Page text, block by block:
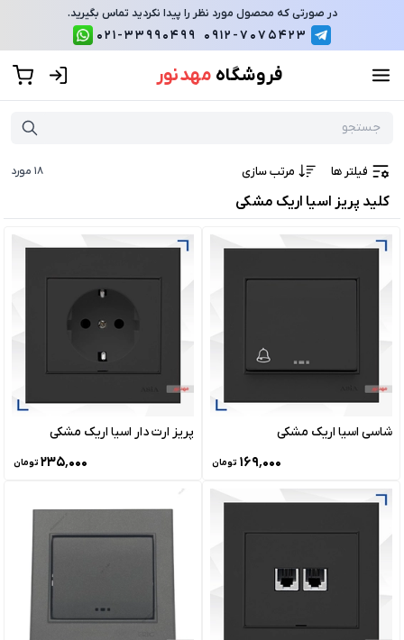
در صورتی که محصول مورد نظر را پیدا نکردید تماس بگیرید.
0912-7075423
021-33990499
فروشگاه مهد نور
فیلتر ها مرتب سازی 18 مورد
شاسی اسیا اریک مشکی
۱۶۹٬۰۰۰ تومان
پریز ارت دار اسیا اریک مشکی
۲۳۵٬۰۰۰ تومان
کلید پریز اسیا اریک مشکی